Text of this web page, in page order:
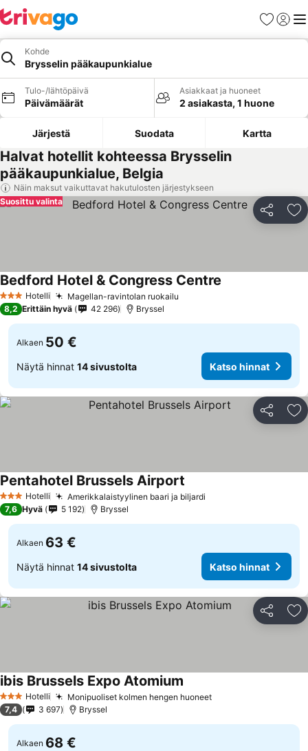
Suosikit
Kohde
Brysselin pääkaupunkialue
Tulo-/lähtöpäivä
Päivämäärät
Asiakkaat ja huoneet
2 asiakasta, 1 huone
Järjestä Suodata Kartta
Halvat hotellit kohteessa Brysselin
pääkaupunkialue, Belgia
Näin maksut vaikuttavat hakutulosten järjestykseen
Jaa
Suosittu valinta
3 Tähtiluokitus
Hotelli Magellan-ravintolan ruokailu
Bedford Hotel & Congress Centre
8,2 Erittäin hyvä 42 296 Bryssel
Alkaen 50 €
Näytä hinnat 14 sivustolta Katso hinnat
Jaa
3 Tähtiluokitus
Hotelli Amerikkalaistyylinen baari ja biljardi
Pentahotel Brussels Airport
7,6 Hyvä 5 192 Bryssel
Alkaen 63 €
Näytä hinnat 14 sivustolta Katso hinnat
Jaa
3 Tähtiluokitus
Hotelli Monipuoliset kolmen hengen huoneetKatso hinnat
ibis Brussels Expo Atomium
7,4 3 697 Bryssel
Alkaen 68 €